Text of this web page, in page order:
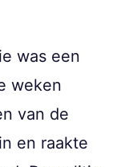
was een
weken
van de
en raakte